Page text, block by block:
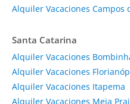
Alquiler Vacaciones Campos
Santa Catarina
Alquiler Vacaciones
Alquiler Vacaciones
Alquiler Vacaciones Itapema
Alquiler Vacaciones Meia